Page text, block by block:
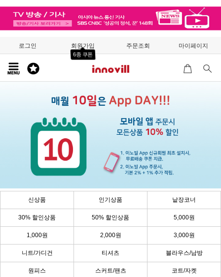
로그인 회원가입
6종 쿠폰
주문조회 마이페이지
신상품 인기상품 낱장코너
30% 할인상품 50% 할인상품 5,000원
1,000원 2,000원 3,000원
니트/가디건 티셔츠 블라우스/남방
원피스 스커트/팬츠 코트/자켓